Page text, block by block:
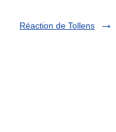
Réaction de Tollens